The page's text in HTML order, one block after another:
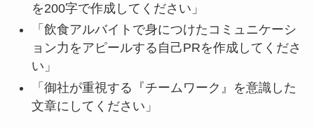
を200字で作成してください」
「飲食アルバイトで身につけたコミュニケーシ
ョン力をアピールする自己PRを作成してくださ
い」
「御社が重視する『チームワーク』を意識した
文章にしてください」